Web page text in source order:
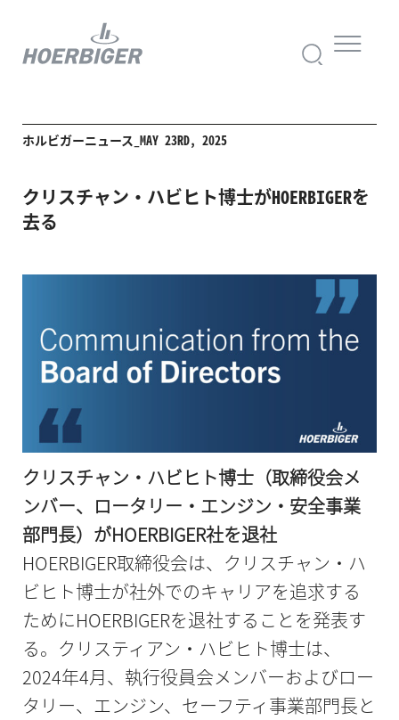
ホルビガーニュース_MAY 23RD, 2025
クリスチャン・ハビヒト博士がHOERBIGERを
去る
クリスチャン・ハビヒト博士（取締役会メ
ンバー、ロータリー・エンジン・安全事業
部門長）がHOERBIGER社を退社
HOERBIGER取締役会は、クリスチャン・ハ
ビヒト博士が社外でのキャリアを追求する
ためにHOERBIGERを退社することを発表す
る。クリスティアン・ハビヒト博士は、
2024年4月、執行役員会メンバーおよびロー
タリー、エンジン、セーフティ事業部門長と